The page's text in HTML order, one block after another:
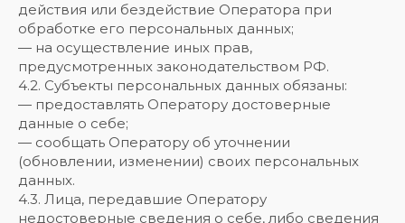
действия или бездействие Оператора при
обработке его персональных данных;
— на осуществление иных прав,
предусмотренных законодательством РФ.
4.2. Субъекты персональных данных обязаны:
— предоставлять Оператору достоверные
данные о себе;
— сообщать Оператору об уточнении
(обновлении, изменении) своих персональных
данных.
4.3. Лица, передавшие Оператору
недостоверные сведения о себе, либо сведения